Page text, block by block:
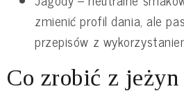
zmienić profil dania, ale
przepisów z
Co zrobić z jeżyn